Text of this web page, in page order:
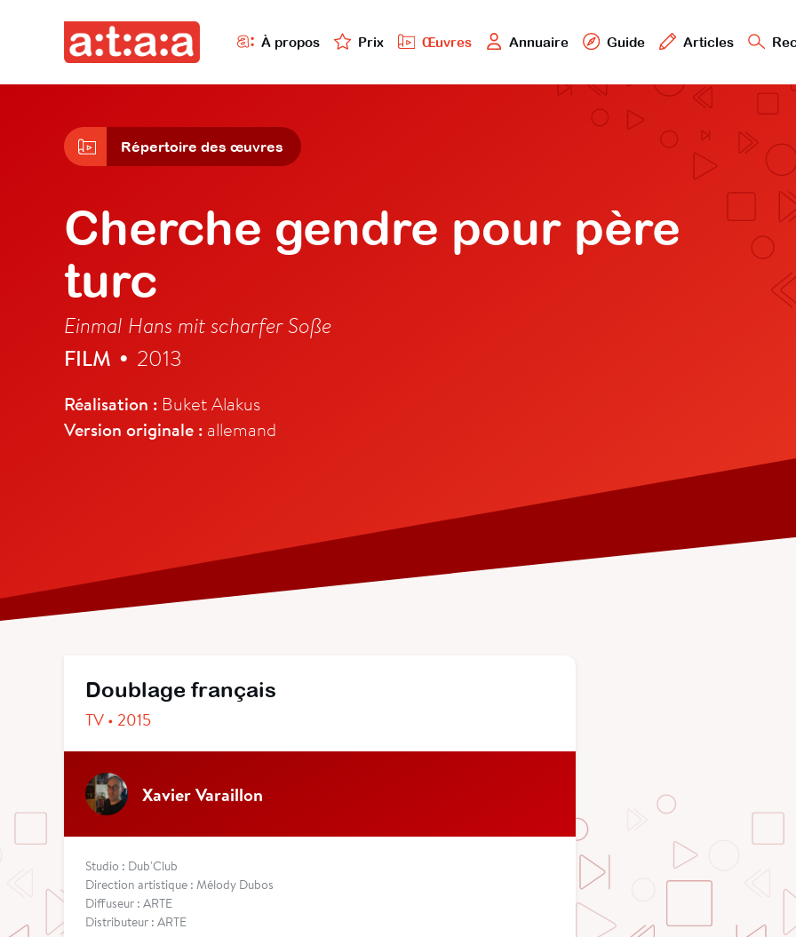
À propos Prix Œuvres Annuaire Guide Articles
Répertoire des œuvres
Cherche gendre pour père
turc
Einmal Hans mit scharfer Soße
FILM • 2013
Réalisation : Buket Alakus
Version originale : allemand
Doublage français
TV • 2015
Xavier Varaillon
Studio : Dub'Club
Direction artistique : Mélody Dubos
Diffuseur : ARTE
Distributeur : ARTE